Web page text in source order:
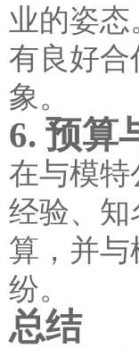
业的姿
有良好合
象。
6. 预算
在与模特
经验、知
算，并
纷。
总结